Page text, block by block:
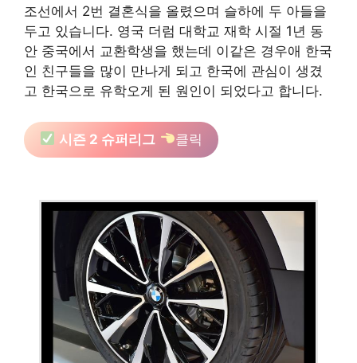
조선에서 2번 결혼식을 올렸으며 슬하에 두 아들을
두고 있습니다. 영국 더럼 대학교 재학 시절 1년 동
안 중국에서 교환학생을 했는데 이같은 경우애 한국
인 친구들을 많이 만나게 되고 한국에 관심이 생겼
고 한국으로 유학오게 된 원인이 되었다고 합니다.
시즌 2 슈퍼리그 클릭